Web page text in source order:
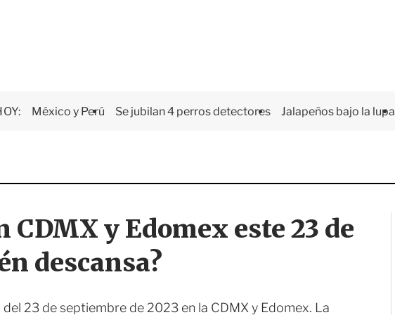
México y Perú Se jubilan 4 perros detectores Jalapeños bajo la lupa
CDMX y Edomex este 23 de
descansa?
23 de septiembre de 2023 en la CDMX y Edomex. La